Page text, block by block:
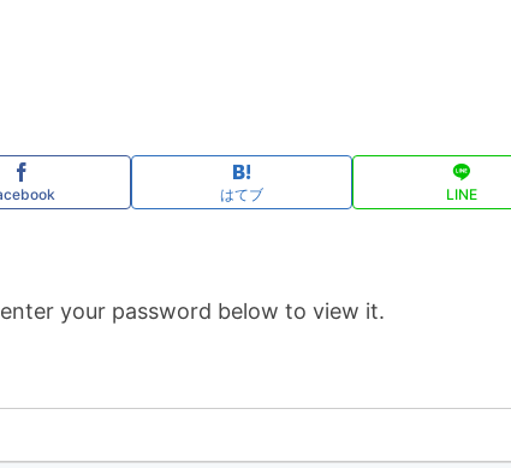
はてブ LINE
your password below to view it.